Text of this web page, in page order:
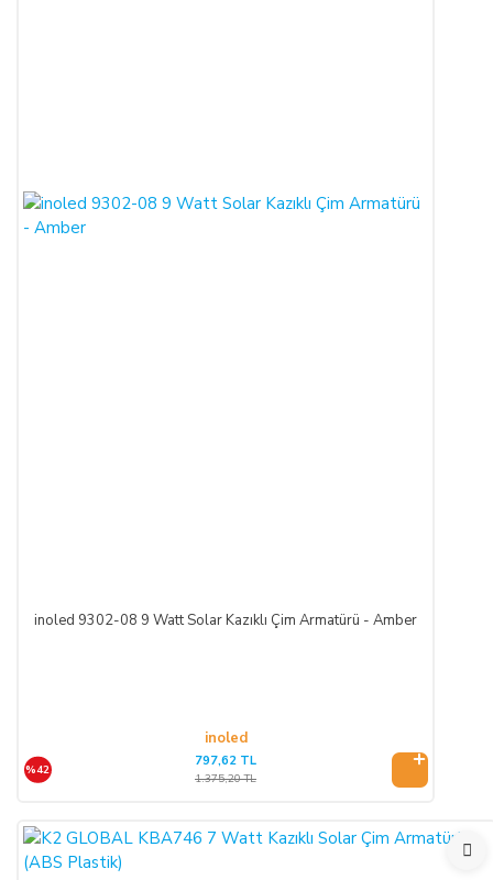
inoled 9302-08 9 Watt Solar Kazıklı Çim Armatürü - Amber
inoled
%42
797,62 TL
1.375,20 TL